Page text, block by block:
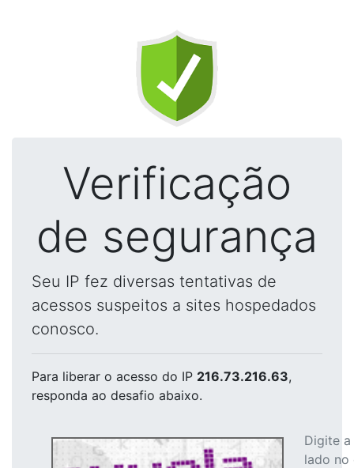
Verificação
de segurança
Seu IP fez diversas tentativas de
acessos suspeitos a sites hospedados
conosco.
Para liberar o acesso do IP 216.73.216.63,
responda ao desafio abaixo.
Digite
lado no